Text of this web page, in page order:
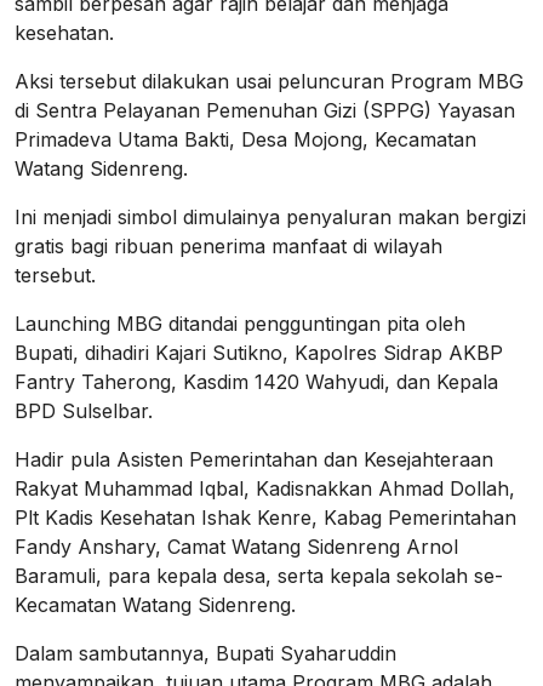
kesehatan.
Aksi tersebut dilakukan usai peluncuran Program MBG
di Sentra Pelayanan Pemenuhan Gizi (SPPG) Yayasan
Primadeva Utama Bakti, Desa Mojong, Kecamatan
Watang Sidenreng.
Ini menjadi simbol dimulainya penyaluran makan bergizi
gratis bagi ribuan penerima manfaat di wilayah
tersebut.
Launching MBG ditandai pengguntingan pita oleh
Bupati, dihadiri Kajari Sutikno, Kapolres Sidrap AKBP
Fantry Taherong, Kasdim 1420 Wahyudi, dan Kepala
BPD Sulselbar.
Hadir pula Asisten Pemerintahan dan Kesejahteraan
Rakyat Muhammad Iqbal, Kadisnakkan Ahmad Dollah,
Plt Kadis Kesehatan Ishak Kenre, Kabag Pemerintahan
Fandy Anshary, Camat Watang Sidenreng Arnol
Baramuli, para kepala desa, serta kepala sekolah se-
Kecamatan Watang Sidenreng.
Dalam sambutannya, Bupati Syaharuddin